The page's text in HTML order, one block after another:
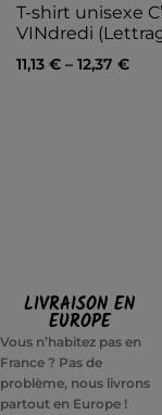
T-shirt unisexe
VINdredi
11,13 € – 12,37 €
LIVRAISON EN
EUROPE
Vous n’habitez pas en
France ? Pas de
problème, nous livrons
partout en Europe !